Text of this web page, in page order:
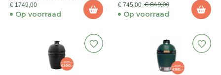
€ 1749,00
Op voorraad
€ 745,00 € 849,00
Op voorraad